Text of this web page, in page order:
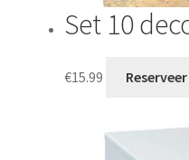
Set 10
€15.99 Reserveer